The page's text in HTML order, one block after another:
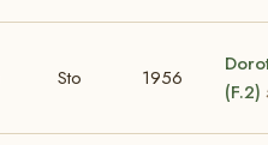
Sto 1956
(F.2)